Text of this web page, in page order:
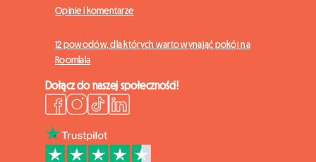
Opinie i komentarze
12 powodów, dla których warto wynająć pokój na
Roomlala
Dołącz do naszej społeczności!